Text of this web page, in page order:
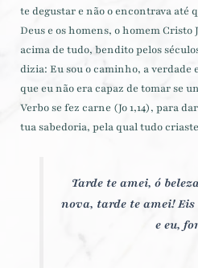
te degustar e não o encontrava até
Deus e os homens, o homem Cristo
acima de tudo, bendito pelos
dizia: Eu sou o caminho, a verdade
que eu não era capaz de tomar se
Verbo se fez carne (Jo 1,14), para
tua sabedoria, pela qual tudo
Tarde te amei, ó
nova, tarde te amei!
e eu,